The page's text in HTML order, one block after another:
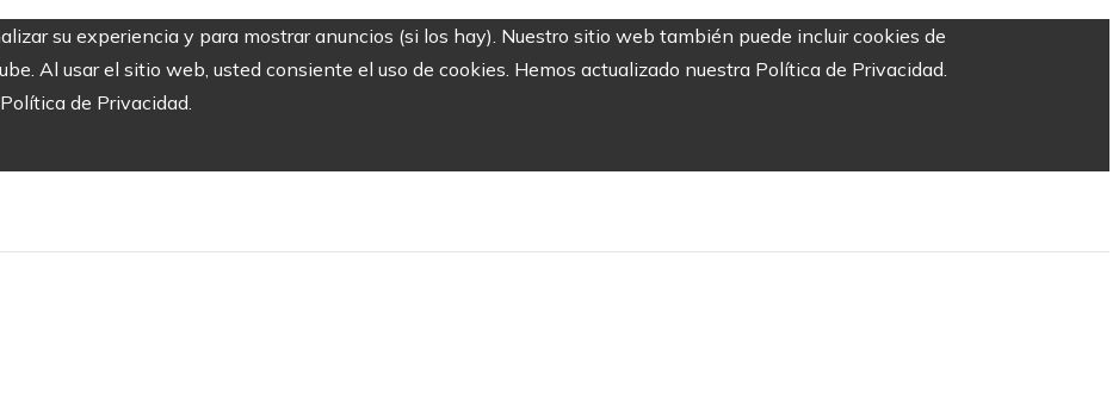
su experiencia y para mostrar anuncios (si los hay). Nuestro sitio web también puede incluir cookies de
Al usar el sitio web, usted consiente el uso de cookies. Hemos actualizado nuestra Política de Privacidad.
de Privacidad.